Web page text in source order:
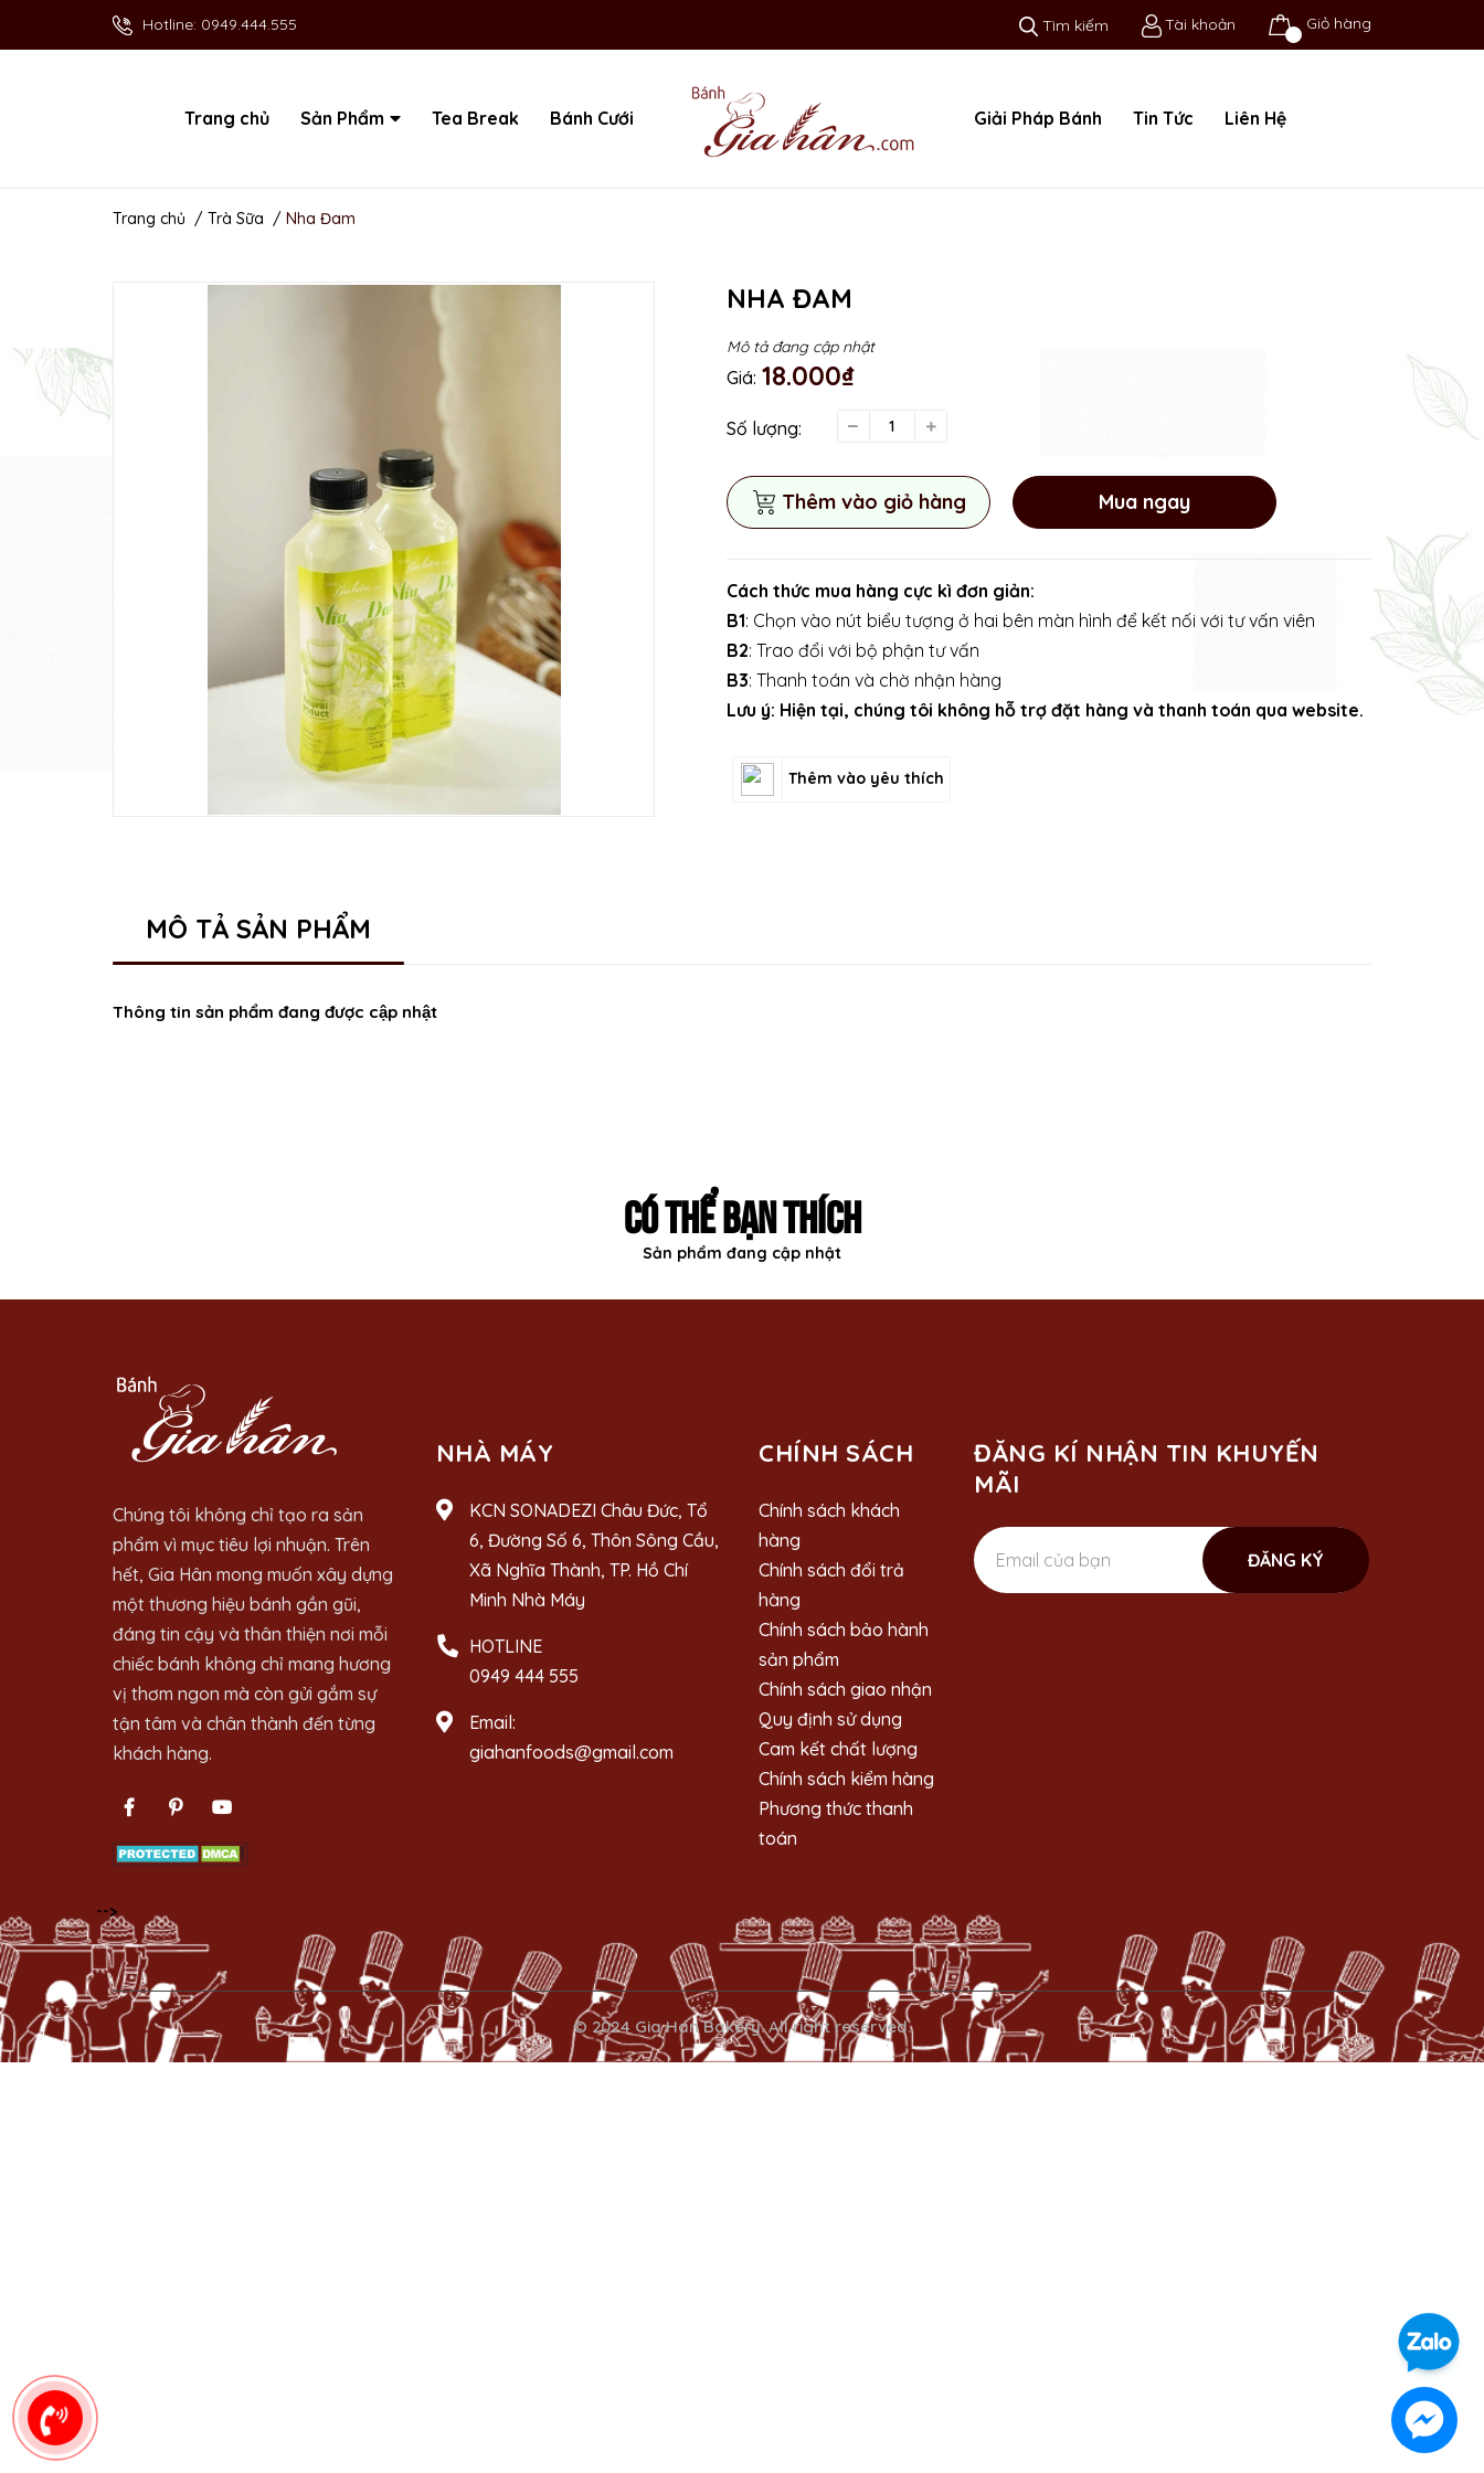
Hotline: 0949.444.555 Tìm kiếm Tài khoản Giỏ hàng
Trang chủ Sản Phẩm Tea Break Bánh Cưới Giải Pháp Bánh Tin Tức Liên Hệ
Trang chủ / Trà Sữa / Nha Đam
NHA ĐAM
Mô tả đang cập nhật
Giá: 18.000₫
Số lượng:
Thêm vào giỏ hàng Mua ngay
Cách thức mua hàng cực kì đơn giản:
B1: Chọn vào nút biểu tượng ở hai bên màn hình để kết nối với tư vấn viên
B2: Trao đổi với bộ phận tư vấn
B3: Thanh toán và chờ nhận hàng
Lưu ý: Hiện tại, chúng tôi không hỗ trợ đặt hàng và thanh toán qua website.
Thêm vào yêu thích
MÔ TẢ SẢN PHẨM
Thông tin sản phẩm đang được cập nhật
CÓ THỂ BẠN THÍCH
Sản phẩm đang cập nhật
Chúng tôi không chỉ tạo ra sản
phẩm vì mục tiêu lợi nhuận. Trên
hết, Gia Hân mong muốn xây dựng
một thương hiệu bánh gần gũi,
đáng tin cậy và thân thiện nơi mỗi
chiếc bánh không chỉ mang hương
vị thơm ngon mà còn gửi gắm sự
tận tâm và chân thành đến từng
khách hàng.
NHÀ MÁY
KCN SONADEZI Châu Đức, Tổ
6, Đường Số 6, Thôn Sông Cầu,
Xã Nghĩa Thành, TP. Hồ Chí
Minh Nhà Máy
HOTLINE
0949 444 555
Email:
giahanfoods@gmail.com
CHÍNH SÁCH
Chính sách khách
hàng
Chính sách đổi trả
hàng
Chính sách bảo hành
sản phẩm
Chính sách giao nhận
Quy định sử dụng
Cam kết chất lượng
Chính sách kiểm hàng
Phương thức thanh
toán
ĐĂNG KÍ NHẬN TIN KHUYẾN
MÃI
ĐĂNG KÝ
-->
© 2024 Gia Han Bakery. All right reserved.
0949
444